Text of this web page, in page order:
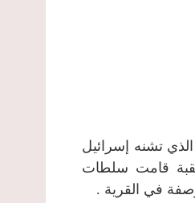
لمسلسل الحرب الذي تشنه إسرائيل
قامت سلطات
في القرية .